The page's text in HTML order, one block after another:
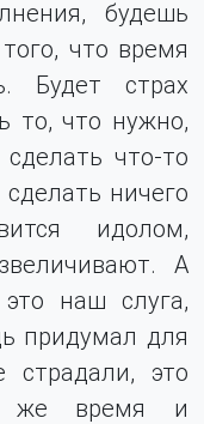
будешь
что время
Будет страх
то, что нужно,
что-то
ничего
идолом,
А
наш слуга,
придумал для
это
же время и